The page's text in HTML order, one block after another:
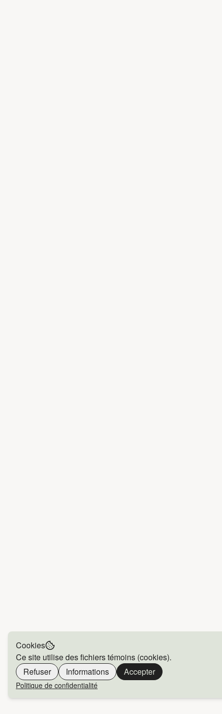
Cookies
Ce site utilise des fichiers témoins (cookies).
Refuser
Informations Accepter
Politique de confidentialité